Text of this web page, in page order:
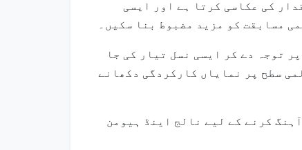
کی عکاسی کرتا ہے اور ایسی
مسابقت کو مزید مضبوط بنا سکیں۔
توجہ دے کر ایسی نسل تیار کی جا
سطح پر نمایاں کارکردگی دکھانے
کرنے کے لیے نالج اینڈ ہیومن